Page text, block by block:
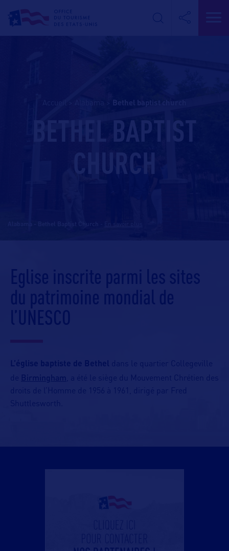
bethel baptist church
BETHEL BAPTIST
CHURCH
Eglise inscrite parmi les sites
L’église baptiste de Bethel
dans le quartier Collegeville
Birmingham
, a été le siège du Mouvement Chrétien des
droits de l’Homme de 1956 à 1961, dirigé par Fred
Shuttlesworth.